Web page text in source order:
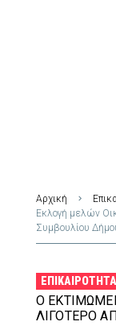
Αρχική
Εκλογή μελών
Συμβουλίου
ΕΠΙΚΑΙΡΌΤΗΤΑ
Ο
ΛΙΓΌΤΕΡΟ